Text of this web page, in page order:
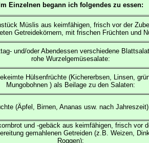
Im Einzelnen begann ich folgendes zu essen:
Müslis aus keimfähigen, frisch vor der
Getreidekörnern, mit frischen Früchten und
und/oder Abendessen verschiedene
rohe Wurzelgemüsesalate:
Hülsenfrüchte (Kichererbsen, Linsen,
Mungobohnen ) als Beilage zu den Salaten:
(Äpfel, Birnen, Ananas usw. nach
und -gebäck aus keimfähigen, frisch vor
gemahlenen Getreiden (z.B. Weizen,
Roggen):